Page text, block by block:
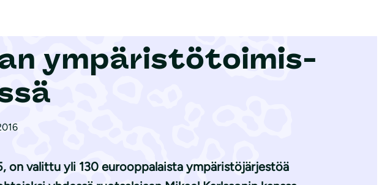
ym­pä­ris­tö­toi­mis­
on valittu yli 130 eurooppalaista ympäristöjärjestöä